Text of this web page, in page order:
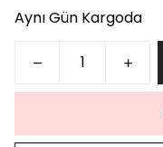
Aynı Gün Kargoda